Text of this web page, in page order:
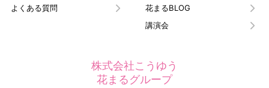
よくある質問
花まるBLOG
講演会
株式会社こうゆう
花まるグループ